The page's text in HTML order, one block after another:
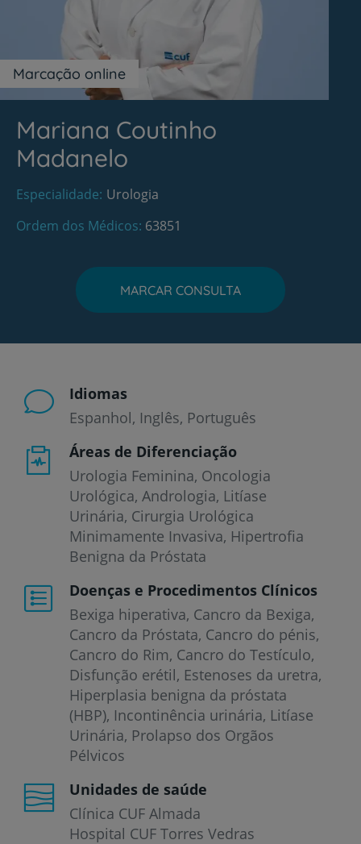
Marcação online
Mariana Coutinho
Madanelo
Especialidade Urologia
Ordem dos Médicos 63851
MARCAR CONSULTA
Idiomas
Espanhol Inglês Português
Áreas de Diferenciação
Urologia Feminina, Oncologia
Urológica, Andrologia, Litíase
Urinária, Cirurgia Urológica
Minimamente Invasiva, Hipertrofia
Benigna da Próstata
Doenças e Procedimentos Clínicos
Bexiga hiperativa Cancro da Bexiga
Cancro da Próstata Cancro do pénis
Cancro do Rim Cancro do Testículo
Disfunção erétil Estenoses da uretra
Hiperplasia benigna da próstata
(HBP) Incontinência urinária Litíase
Urinária Prolapso dos Orgãos
Pélvicos
Unidades de saúde
Clínica CUF Almada
Hospital CUF Torres Vedras